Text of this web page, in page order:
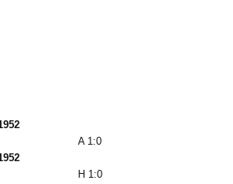
A 1:0
H 1:0